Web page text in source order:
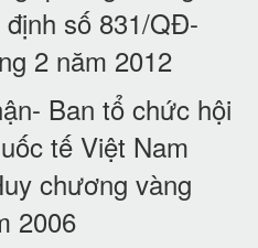
số 831/QĐ-
2 năm 2012
Ban tổ chức hội
tế Việt Nam
chương vàng
2006